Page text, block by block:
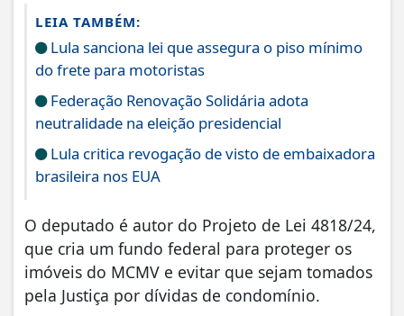
LEIA TAMBÉM:
Lula sanciona lei que assegura o piso mínimo
do frete para motoristas
Federação Renovação Solidária adota
neutralidade na eleição presidencial
Lula critica revogação de visto de embaixadora
brasileira nos EUA
O deputado é autor do Projeto de Lei 4818/24,
que cria um fundo federal para proteger os
imóveis do MCMV e evitar que sejam tomados
pela Justiça por dívidas de condomínio.